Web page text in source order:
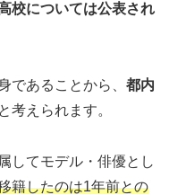
校については公表され
であることから、 都内
と考えられます。
してモデル・俳優とし
籍したのは1年前との